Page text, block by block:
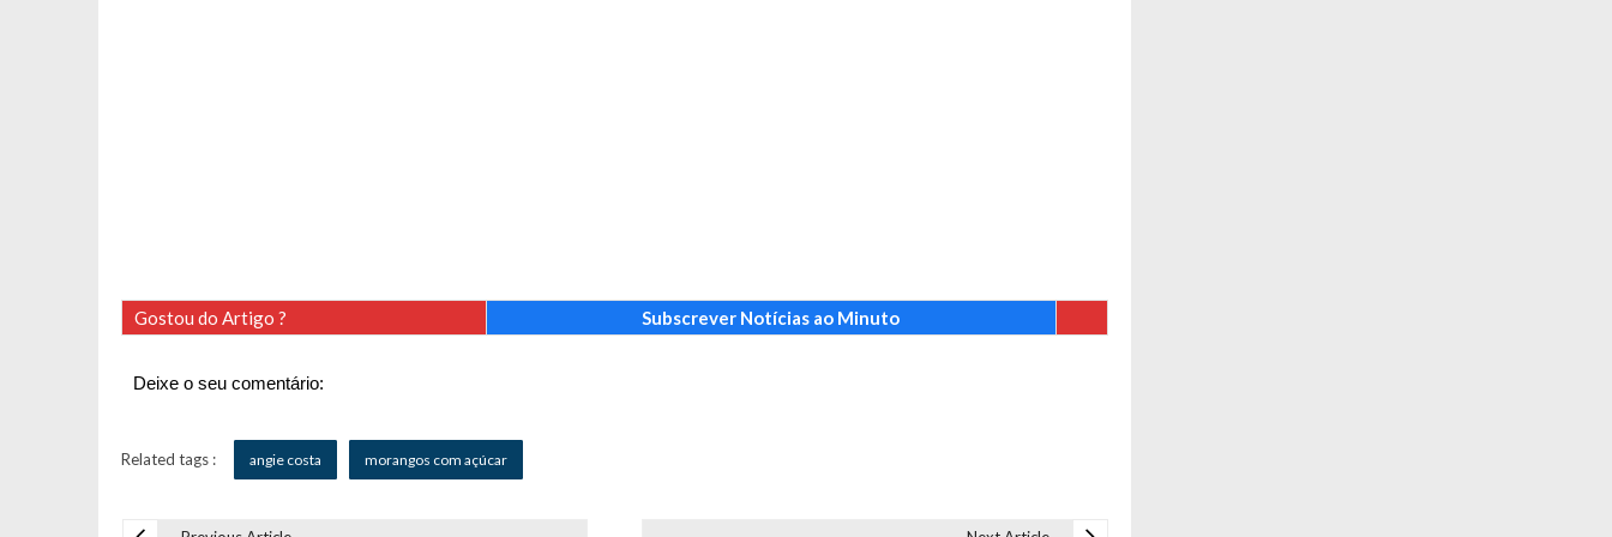
Gostou do Artigo ? Subscrever Notícias ao Minuto
Deixe o seu comentário:
Related tags : angie costa morangos com açúcar